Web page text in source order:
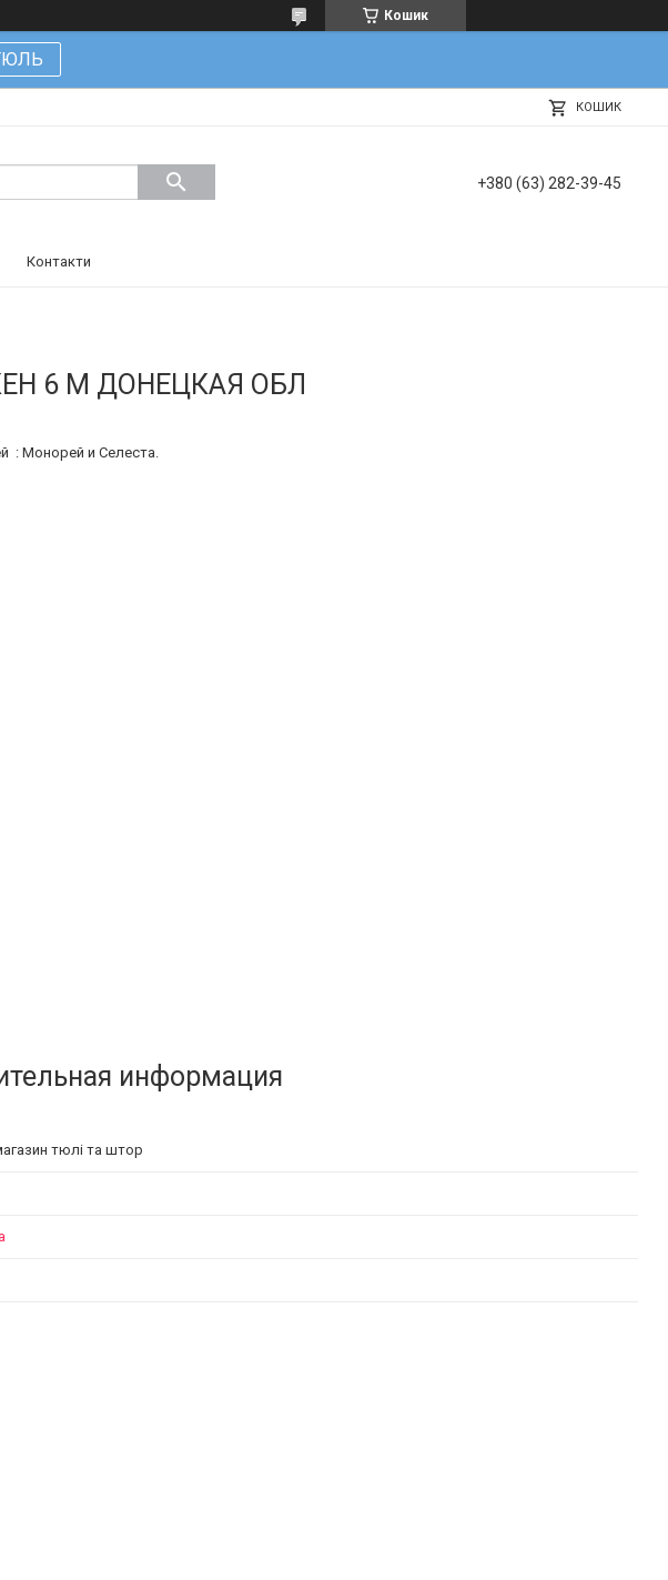
Кошик
КОШИК
+380 (63) 282-39-45
Контакти
6 М ДОНЕЦКАЯ ОБЛ
: Монорей и Селеста.
тюлі та штор